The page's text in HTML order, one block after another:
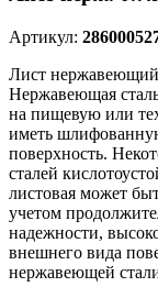
Артикул:
Лист нержавеющий
Нержавеющая
на пищевую или
иметь
поверхность.
сталей
листовая может
учетом
надежности,
внешнего вида
нержавеющей